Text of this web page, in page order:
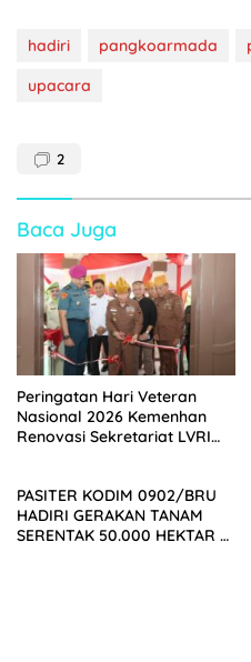
hadiri pangkoarmada
upacara
2
Baca Juga
Peringatan Hari Veteran
Nasional 2026 Kemenhan
Renovasi Sekretariat LVRI
PASITER KODIM 0902/BRU
HADIRI GERAKAN TANAM
SERENTAK 50.000 HEKTAR DI